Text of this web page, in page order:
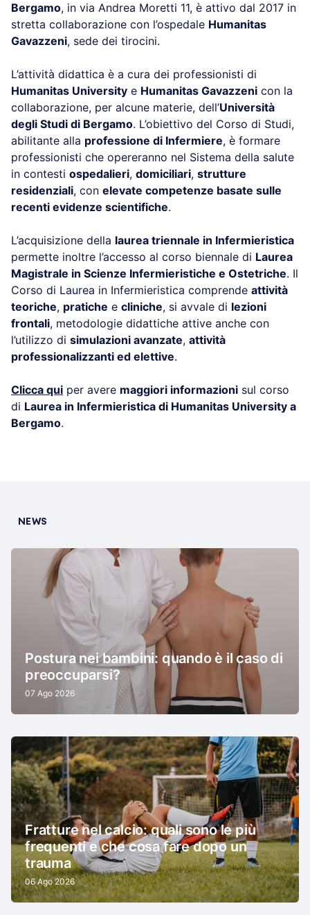
Bergamo, in via Andrea Moretti 11, è attivo dal 2017 in
stretta collaborazione con l’ospedale Humanitas
Gavazzeni, sede dei tirocini.
L’attività didattica è a cura dei professionisti di
Humanitas University e Humanitas Gavazzeni con la
collaborazione, per alcune materie, dell’Università
degli Studi di Bergamo. L’obiettivo del Corso di Studi,
abilitante alla professione di Infermiere, è formare
professionisti che opereranno nel Sistema della salute
in contesti ospedalieri, domiciliari, strutture
residenziali, con elevate competenze basate sulle
recenti evidenze scientifiche.
L’acquisizione della laurea triennale in Infermieristica
permette inoltre l’accesso al corso biennale di Laurea
Magistrale in Scienze Infermieristiche e Ostetriche. Il
Corso di Laurea in Infermieristica comprende attività
teoriche, pratiche e cliniche, si avvale di lezioni
frontali, metodologie didattiche attive anche con
l’utilizzo di simulazioni avanzate, attività
professionalizzanti ed elettive.
Clicca qui per avere maggiori informazioni sul corso
di Laurea in Infermieristica di Humanitas University a
Bergamo.
NEWS
Postura nei bambini: quando è il caso di
preoccuparsi?
07 Ago 2026
Fratture nel calcio: quali sono le più
frequenti e che cosa fare dopo un
trauma
06 Ago 2026